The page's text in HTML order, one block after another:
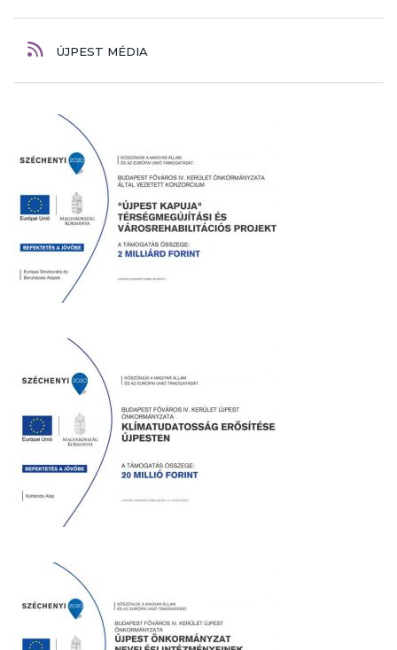
ÚJPEST MÉDIA